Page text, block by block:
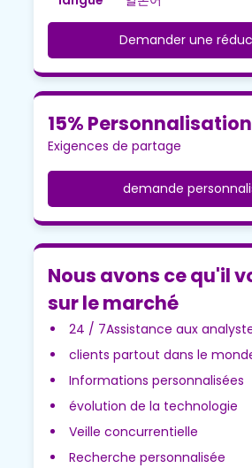
Demander une
15%
Exigences de partage
demande
Nous avons ce qu'il
sur le marché
24 / 7Assistance aux
clients partout dans le
Informations personnalisées
évolution de la technologie
Veille concurrentielle
Recherche personnalisée